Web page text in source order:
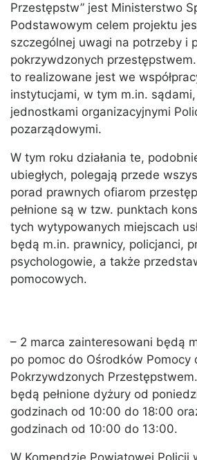
Przestępstw” jest Ministerstwo
Podstawowym celem projektu
szczególnej uwagi na potrzeby i
pokrzywdzonych
to realizowane jest we
instytucjami, w tym m.in.
jednostkami organizacyjnymi
pozarządowymi.
W tym roku działania te,
ubiegłych, polegają przede
porad prawnych ofiarom
pełnione są w tzw. punktach
tych wytypowanych miejscach
będą m.in. prawnicy, policjanci,
psychologowie, a także
pomocowych.
– 2 marca zainteresowani będą
po pomoc do Ośrodków Pomocy
Pokrzywdzonych
będą pełnione dyżury od
godzinach od 10:00 do 18:00
godzinach od 10:00 do 13:00.